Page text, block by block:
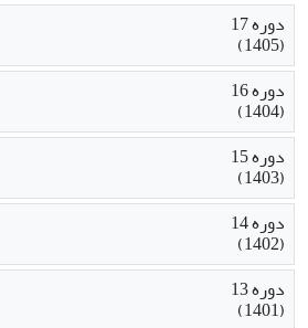
دوره 17
(1405)
دوره 16
(1404)
دوره 15
(1403)
دوره 14
(1402)
دوره 13
(1401)